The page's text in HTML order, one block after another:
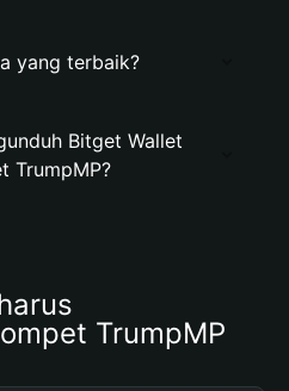
yang terbaik?
Bitget Wallet
TrumpMP?
TrumpMP